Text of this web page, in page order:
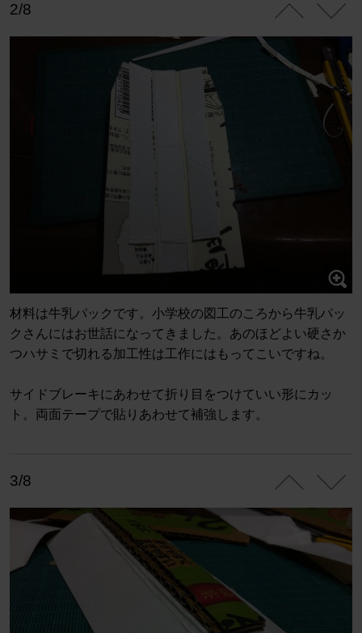
2/8
材料は牛乳パックです。小学校の図工のころから牛乳パッ
クさんにはお世話になってきました。あのほどよい硬さか
つハサミで切れる加工性は工作にはもってこいですね。
サイドブレーキにあわせて折り目をつけていい形にカッ
ト。両面テープで貼りあわせて補強します。
3/8